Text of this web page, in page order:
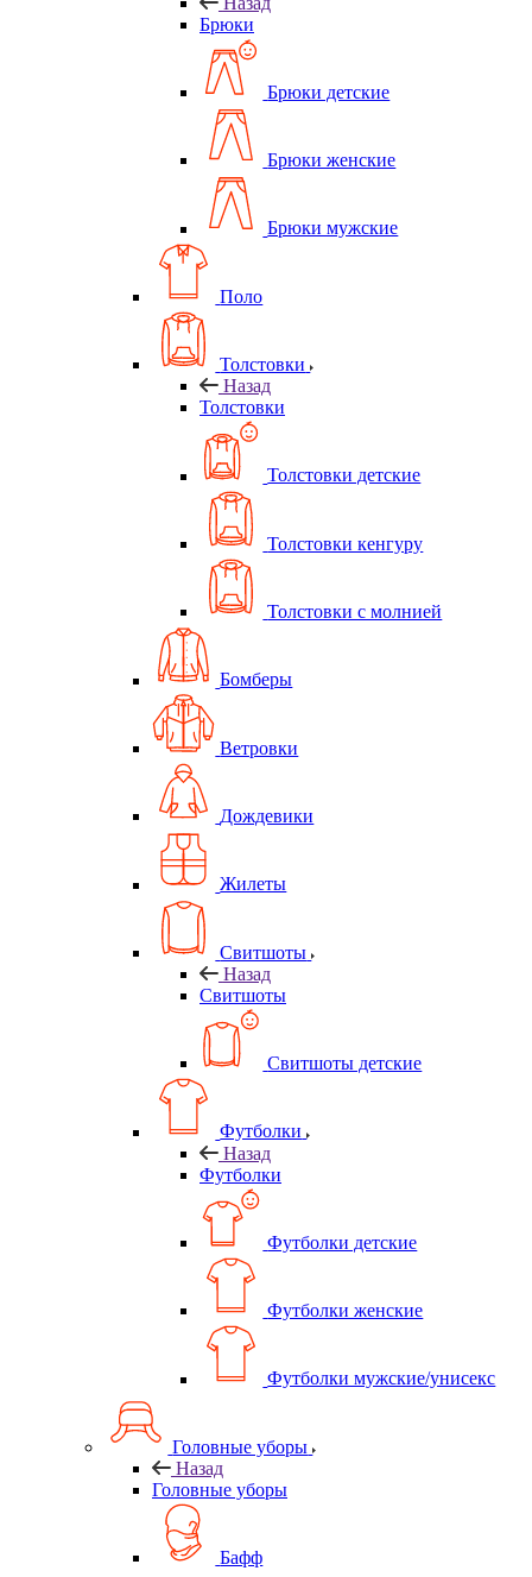
Брюки
Брюки детские
Брюки женские
Брюки мужские
Поло
Толстовки
Назад
Толстовки
Толстовки детские
Толстовки кенгуру
Толстовки с молнией
Бомберы
Ветровки
Дождевики
Жилеты
Свитшоты
Назад
Свитшоты
Свитшоты детские
Футболки
Назад
Футболки
Футболки детские
Футболки женские
Футболки мужские/унисекс
Головные уборы
Назад
Головные уборы
Бафф